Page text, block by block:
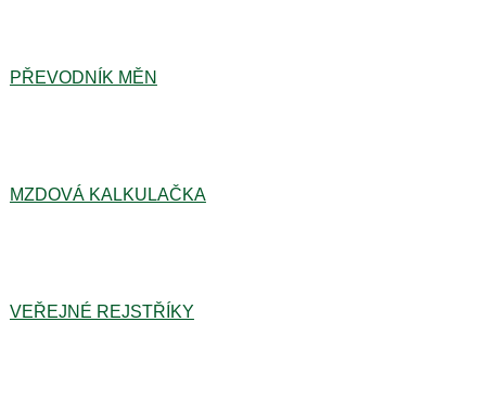
PŘEVODNÍK MĚN
MZDOVÁ KALKULAČKA
VEŘEJNÉ REJSTŘÍKY